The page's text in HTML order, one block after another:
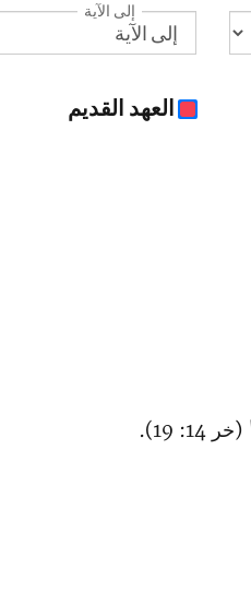
إلى الآية
العهد القديم
19).